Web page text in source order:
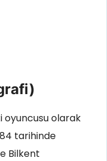
oyuncusu olarak
tarihinde
Bilkent